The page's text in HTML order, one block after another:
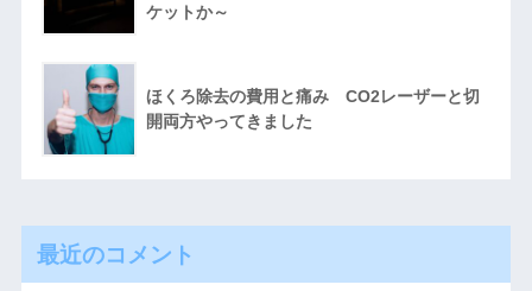
ケットか～
ほくろ除去の費用と痛み CO2レーザーと切
開両方やってきました
最近のコメント